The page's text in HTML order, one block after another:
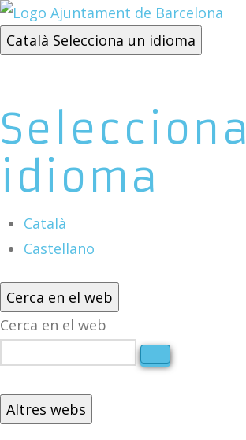
Català Selecciona un idioma
Selecciona
idioma
Català
Castellano
Cerca en el web
Cerca en el web
Altres webs